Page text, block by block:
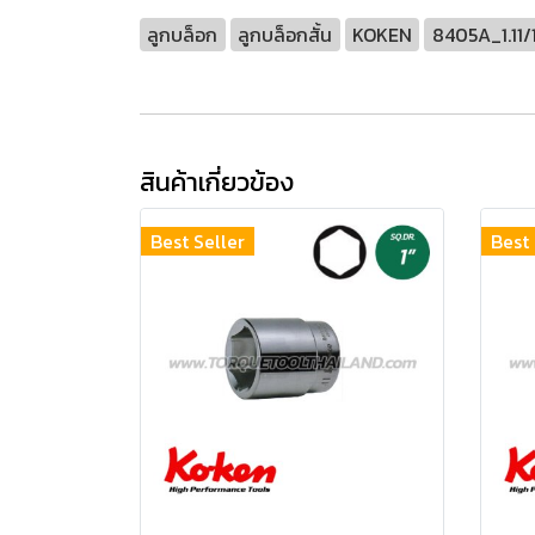
ลูกบล็อก ลูกบล็อกสั้น KOKEN
สินค้าเกี่ยวข้อง
Best Seller